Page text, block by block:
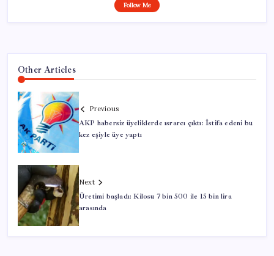
Follow Me
Other Articles
Previous
AKP habersiz üyeliklerde ısrarcı çıktı: İstifa edeni bu
kez eşiyle üye yaptı
Next
Üretimi başladı: Kilosu 7 bin 500 ile 15 bin lira
arasında